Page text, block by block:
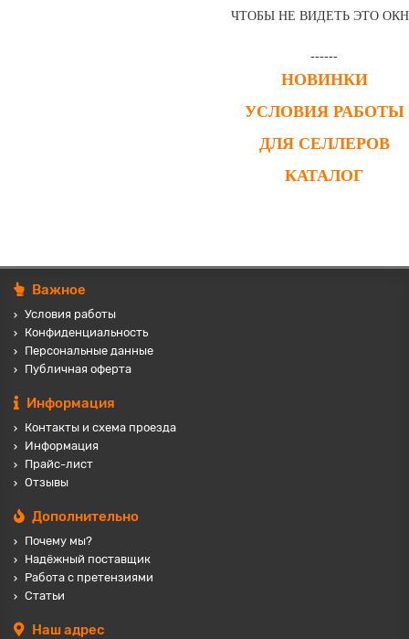
ЧТОБЫ НЕ ВИДЕТЬ ЭТО
------
НОВИНКИ
УСЛОВИЯ РАБОТЫ
ДЛЯ СЕЛЛЕРОВ
КАТАЛОГ
Важное
Условия работы
Конфиденциальность
Персональные данные
Публичная оферта
Информация
Контакты и схема проезда
Информация
Прайс-лист
Отзывы
Дополнительно
Почему мы?
Надёжный поставщик
Работа с претензиями
Статьи
Наш адрес